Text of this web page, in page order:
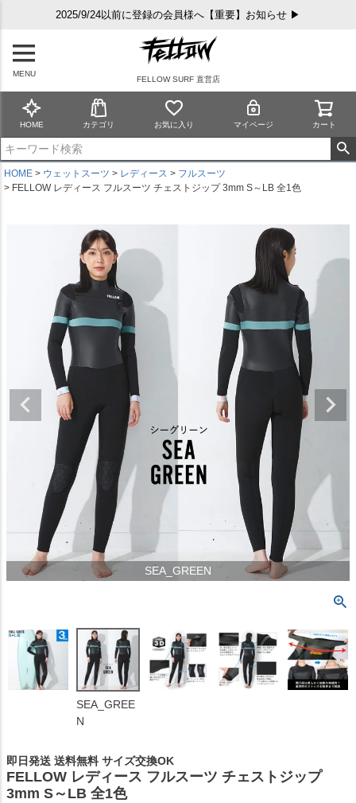
2025/9/24以前に登録の会員様へ【重要】お知らせ ▶
MENU
FELLOW SURF 直営店
HOME カテゴリ お気に入り マイページ カート
HOME ウェットスーツ レディース
フルスーツ
FELLOW レディース フルスーツ チェストジップ 3mm S～LB 全1色
SEA_GREEN
SEA_GREE
N
即日発送 送料無料 サイズ交換OK
FELLOW レディース フルスーツ チェストジップ
3mm S～LB 全1色